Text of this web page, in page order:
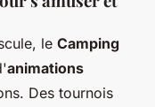
le Camping
animations
Des tournois